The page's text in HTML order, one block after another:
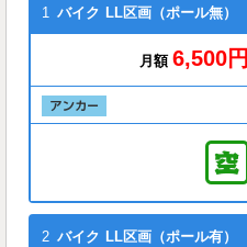
1 バイク LL区画（ポール無）
月額 6,500円
2 バイク LL区画（ポール有）